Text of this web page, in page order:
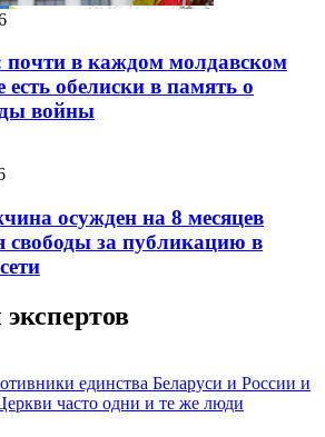
в каждом молдавском
есть обелиски в память о
войны
осужден на 8 месяцев
свободы за публикацию в
единства Беларуси и России и
часто одни и те же люди